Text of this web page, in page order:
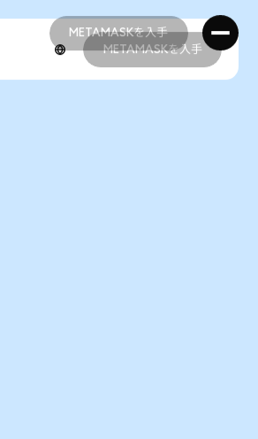
METAMASKを入手
METAMASKを入手
METAMASKを入手